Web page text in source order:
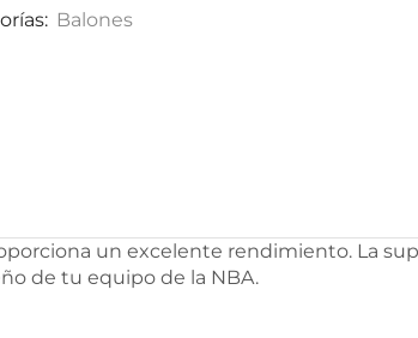
Balones
un excelente rendimiento. La
de tu equipo de la NBA.